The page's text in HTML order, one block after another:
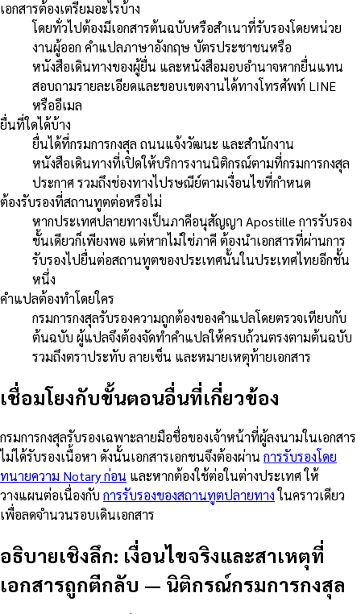
เอกสารต้องเตรียมอะไรบ้าง
โดยทั่วไปต้องมีเอกสารต้นฉบับหรือสำเนาที่รับรองโดยหน่วย
งานผู้ออก คำแปลภาษาอังกฤษ บัตรประชาชนหรือ
หนังสือเดินทางของผู้ยื่น และหนังสือมอบอำนาจหากยื่นแทน
สอบถามรายละเอียดและขอบเขตงานได้ทางโทรศัพท์ LINE
หรืออีเมล
ยื่นที่ใดได้บ้าง
ยื่นได้ที่กรมการกงสุล ถนนแจ้งวัฒนะ และสำนักงาน
หนังสือเดินทางที่เปิดให้บริการงานนิติกรณ์ตามที่กรมการกงสุล
ประกาศ รวมถึงช่องทางไปรษณีย์ตามเงื่อนไขที่กำหนด
ต้องรับรองที่สถานทูตต่อหรือไม่
หากประเทศปลายทางเป็นภาคีอนุสัญญา Apostille การรับรอง
ชั้นเดียวก็เพียงพอ แต่หากไม่ใช่ภาคี ต้องนำเอกสารที่ผ่านการ
รับรองไปยื่นต่อสถานทูตของประเทศนั้นในประเทศไทยอีกชั้น
หนึ่ง
คำแปลต้องทำโดยใคร
กรมการกงสุลรับรองความถูกต้องของคำแปลโดยตรวจเทียบกับ
ต้นฉบับ ผู้แปลจึงต้องจัดทำคำแปลให้ครบถ้วนตรงตามต้นฉบับ
รวมถึงตราประทับ ลายเซ็น และหมายเหตุท้ายเอกสาร
เชื่อมโยงกับขั้นตอนอื่นที่เกี่ยวข้อง
กรมการกงสุลรับรองเฉพาะลายมือชื่อของเจ้าหน้าที่ผู้ลงนามในเอกสาร
ไม่ได้รับรองเนื้อหา ดังนั้นเอกสารเอกชนจึงต้องผ่าน การรับรองโดย
ทนายความ Notary ก่อน และหากต้องใช้ต่อในต่างประเทศ ให้
วางแผนต่อเนื่องกับ การรับรองของสถานทูตปลายทางในคราวเดียว
เพื่อลดจำนวนรอบเดินเอกสาร
อธิบายเชิงลึก: เงื่อนไขจริงและสาเหตุที่
เอกสารถูกตีกลับ — นิติกรณ์กรมการกงสุล